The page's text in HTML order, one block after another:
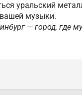
уральский
музыки.
— город, где